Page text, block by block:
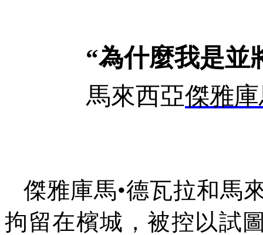
“為什麼我是並
馬來西亞傑雅
傑雅庫馬•德瓦拉和馬
拘留在檳城，被控以試